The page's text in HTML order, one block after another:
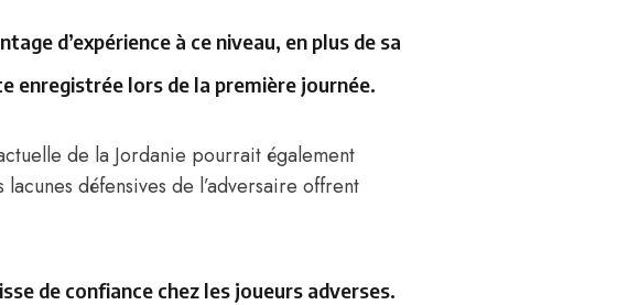
d’expérience à ce niveau, en plus de sa
enregistrée lors de la première journée.
de la Jordanie pourrait également
défensives de l’adversaire offrent
de confiance chez les joueurs adverses.